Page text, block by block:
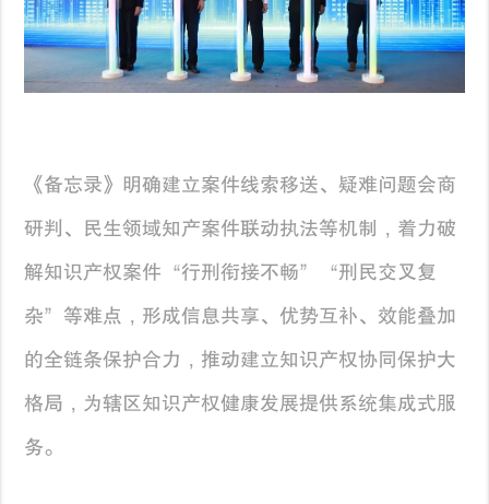
《备忘录》明确建立案件线索移送、疑难问题会商
研判、民生领域知产案件联动执法等机制，着力破
解知识产权案件“行刑衔接不畅”“刑民交叉复
杂”等难点，形成信息共享、优势互补、效能叠加
的全链条保护合力，推动建立知识产权协同保护大
格局，为辖区知识产权健康发展提供系统集成式服
务。